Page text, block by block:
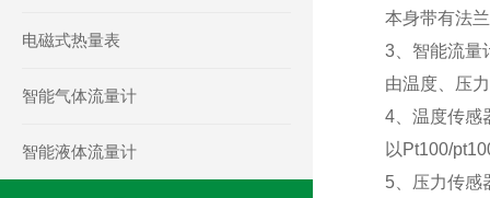
电磁式热量表
智能气体流量计
智能液体流量计
本身带有法
3、智能流
由温度、压
4、温度传感
以Pt100/
5、压力传感